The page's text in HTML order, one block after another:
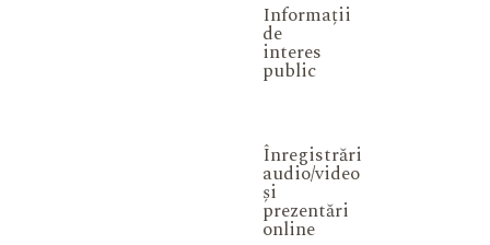
Informații
de
interes
public
Înregistrări
audio/video
și
prezentări
online